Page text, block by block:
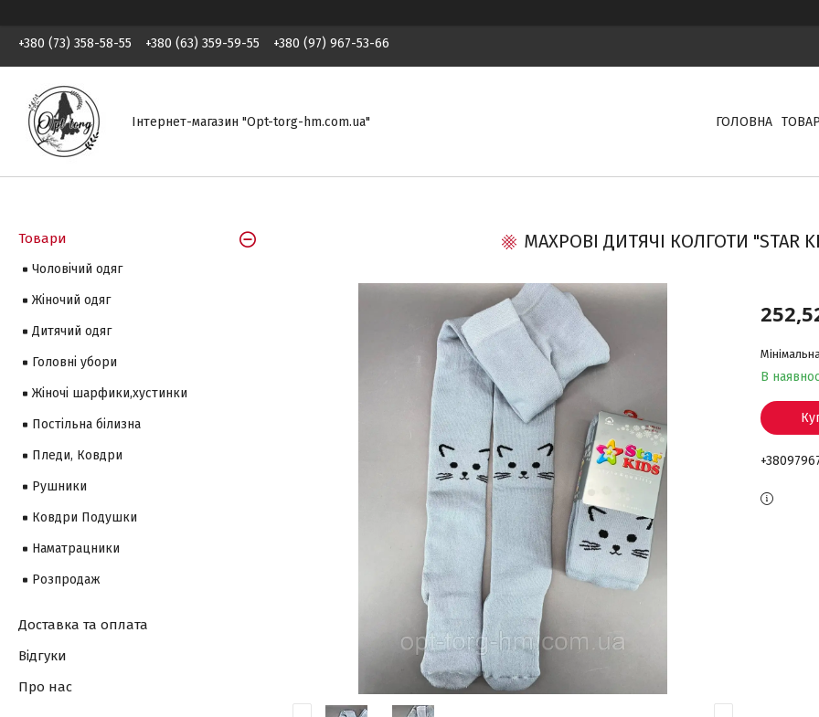
+380 (73) 358-58-55 +380 (63) 359-59-55 +380 (97) 967-53-66
Інтернет-магазин "Opt-torg-hm.com.ua" ГОЛОВНА
МАХРОВІ ДИТЯЧІ КОЛГОТИ "STAR
В
Товари
Чоловічий одяг
Жіночий одяг
Дитячий одяг
Головні убори
Жіночі шарфики,хустинки
Постільна білизна
Пледи, Ковдри
Рушники
Ковдри Подушки
Наматрацники
Розпродаж
Доставка та оплата
Відгуки
Про нас